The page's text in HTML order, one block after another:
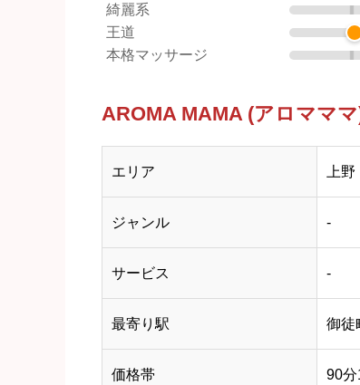
綺麗系
王道
本格マッサージ
AROMA MAMA (アロママ
エリア 上野
ジャンル -
サービス -
最寄り駅 御徒
価格帯 90分